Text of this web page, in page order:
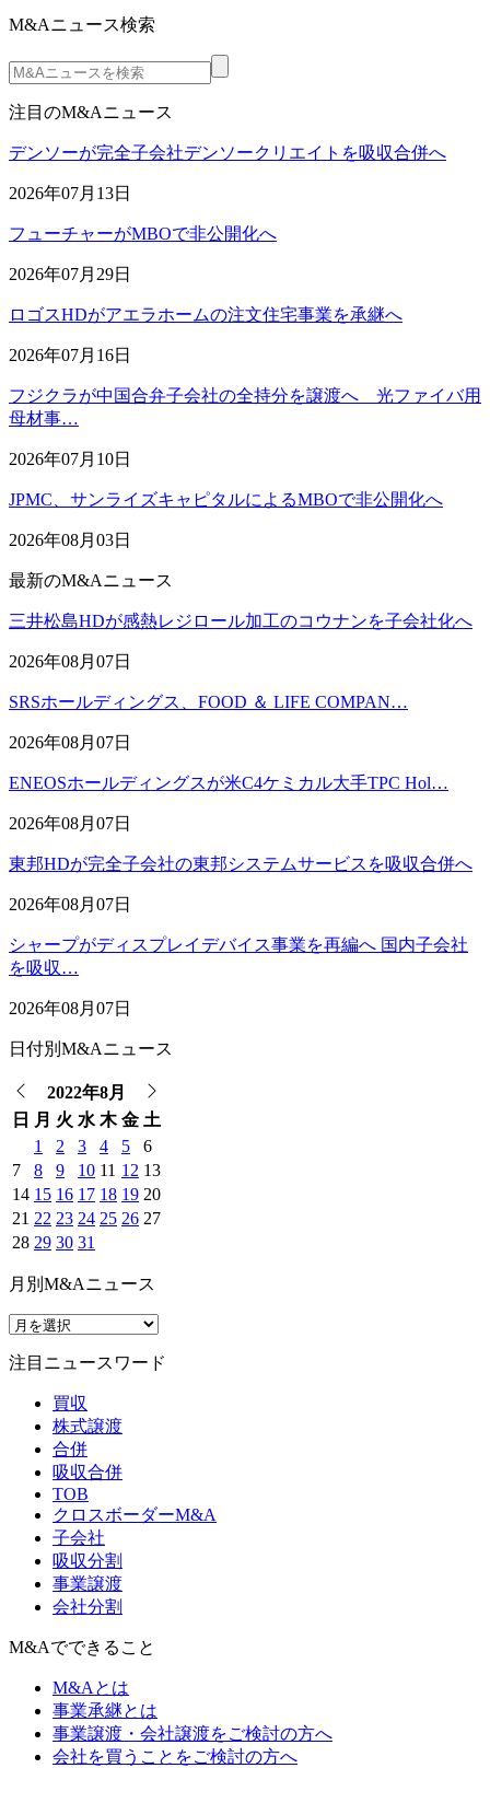
M&Aニュース検索
注目のM&Aニュース
デンソーが完全子会社デンソークリエイトを吸収合併へ
2026年07月13日
フューチャーがMBOで非公開化へ
2026年07月29日
ロゴスHDがアエラホームの注文住宅事業を承継へ
2026年07月16日
フジクラが中国合弁子会社の全持分を譲渡へ 光ファイバ用
母材事…
2026年07月10日
JPMC、サンライズキャピタルによるMBOで非公開化へ
2026年08月03日
最新のM&Aニュース
三井松島HDが感熱レジロール加工のコウナンを子会社化へ
2026年08月07日
SRSホールディングス、FOOD ＆ LIFE COMPAN…
2026年08月07日
ENEOSホールディングスが米C4ケミカル大手TPC Hol…
2026年08月07日
東邦HDが完全子会社の東邦システムサービスを吸収合併へ
2026年08月07日
シャープがディスプレイデバイス事業を再編へ 国内子会社
を吸収…
2026年08月07日
日付別M&Aニュース
2022年8月
日
月 火 水 木 金 土
1
2 3 4 5
6
7
8 9 10 11 12 13
14 15 16 17 18 19 20
21 22 23 24 25 26 27
28 29 30 31
月別M&Aニュース
注目ニュースワード
買収
株式譲渡
合併
吸収合併
TOB
クロスボーダーM&A
子会社
吸収分割
事業譲渡
会社分割
M&Aでできること
M&Aとは
事業承継とは
事業譲渡・会社譲渡をご検討の方へ
会社を買うことをご検討の方へ